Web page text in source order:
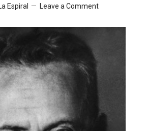
Espiral Leave a Comment